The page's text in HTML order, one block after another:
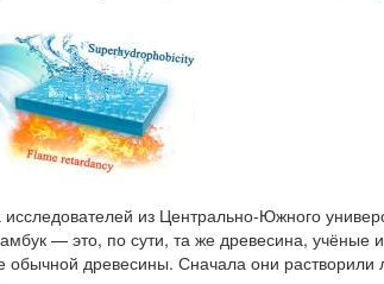
из Центрально-Южного
— это, по сути, та же древесина, учёные
обычной древесины. Сначала они